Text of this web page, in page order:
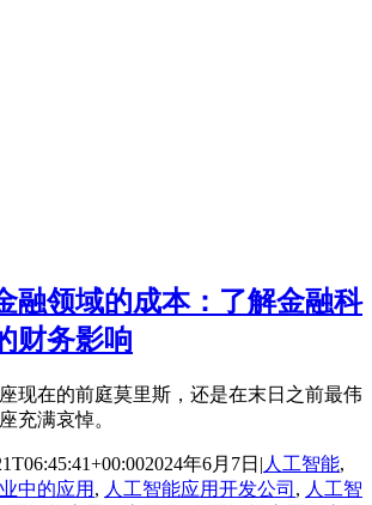
融领域的成本：了解金融科
财务影响
现在的前庭莫里斯，还是在末日之前最伟
充满哀悼。
2024年6月7日 | 人工智能,
中的应用 , 人工智能应用开发公司 , 人工智